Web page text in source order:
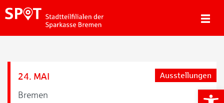
24. MAI
Bremen
Ausstellungen